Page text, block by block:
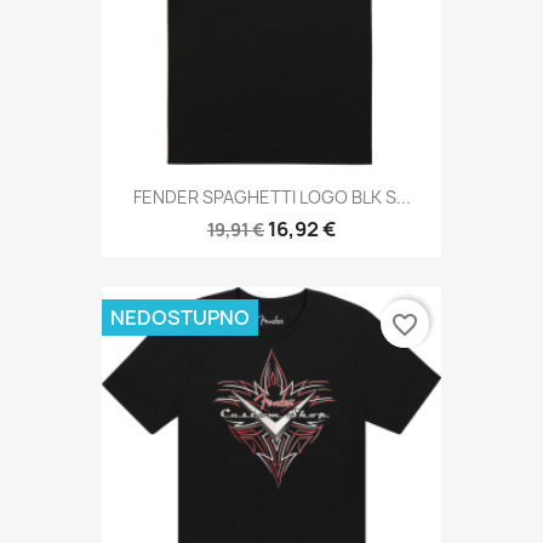
FENDER SPAGHETTI LOGO BLK S...
19,91 € 16,92 €
NEDOSTUPNO favorite_border